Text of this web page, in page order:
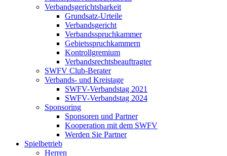
Verbandsgerichtsbarkeit
Grundsatz-Urteile
Verbandsgericht
Verbandsspruchkammer
Gebietsspruchkammern
Kontrollgremium
Verbandsrechtsbeauftragter
SWFV Club-Berater
Verbands- und Kreistage
SWFV-Verbandstag 2021
SWFV-Verbandstag 2024
Sponsoring
Sponsoren und Partner
Kooperation mit dem SWFV
Werden Sie Partner
Spielbetrieb
Herren